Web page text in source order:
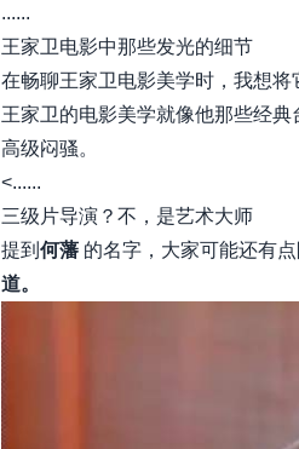
......
王家卫电影中那些发光的细节
在畅聊王家卫电影美学时，我想
王家卫的电影美学就像他那些经
高级闷骚。
<......
三级片导演？不，是艺术大师
提到 何藩的名字，大家可能还有
道。